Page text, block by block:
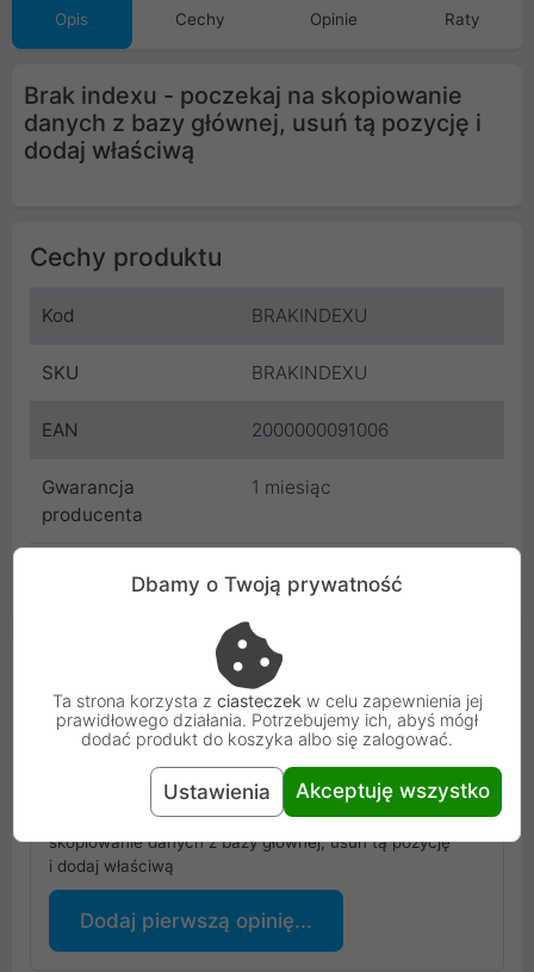
Opis Cechy Opinie Raty
Brak indexu - poczekaj na skopiowanie
danych z bazy głównej, usuń tą pozycję i
dodaj właściwą
Cechy produktu
Kod BRAKINDEXU
SKU BRAKINDEXU
EAN 2000000091006
Gwarancja
producenta
1 miesiąc
Uniwersalna informacja o bezpieczeństwie
PROLINE S.A. nie gwarantuje, że zamieszczone opinie
pochodzą od osób, które zakupiły lub używały dany produkt.
Masz ten produkt?
Dodaj pierwszą opinię: Brak indexu - poczekaj na
skopiowanie danych z bazy głównej, usuń tą pozycję
i dodaj właściwą
Dodaj pierwszą opinię...
Dbamy o Twoją prywatność
Ta strona korzysta z ciasteczek w celu zapewnienia jej
prawidłowego działania. Potrzebujemy ich, abyś mógł
dodać produkt do koszyka albo się zalogować.
Ustawienia Akceptuję wszystko